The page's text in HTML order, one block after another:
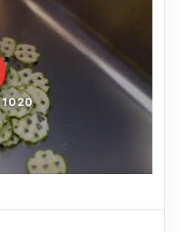
1020